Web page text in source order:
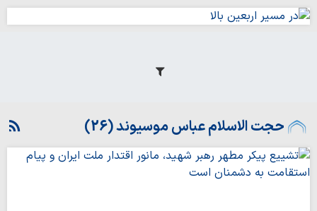
حجت الاسلام عباس موسیوند (26)